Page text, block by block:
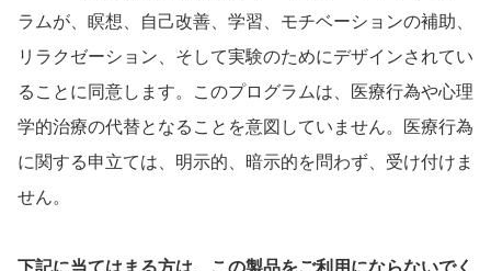
ラムが、瞑想、自己改善、学習、モチベーションの補助、
リラクゼーション、そして実験のためにデザインされてい
ることに同意します。このプログラムは、医療行為や心理
学的治療の代替となることを意図していません。医療行為
に関する申立ては、明示的、暗示的を問わず、受け付けま
せん。
下記に当てはまる方は、この製品をご利用にならないでく